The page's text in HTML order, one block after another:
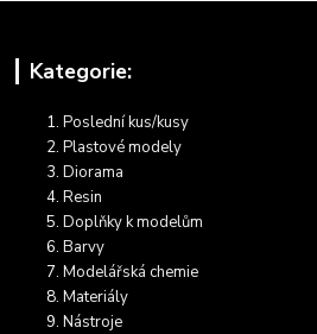
Kategorie:
Poslední kus/kusy
Plastové modely
Diorama
Resin
Doplňky k modelům
Barvy
Modelářská chemie
Materiály
Nástroje